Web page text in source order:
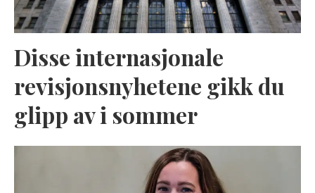
Disse internasjonale
revisjonsnyhetene gikk du
glipp av i sommer